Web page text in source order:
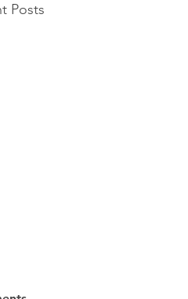
Posts